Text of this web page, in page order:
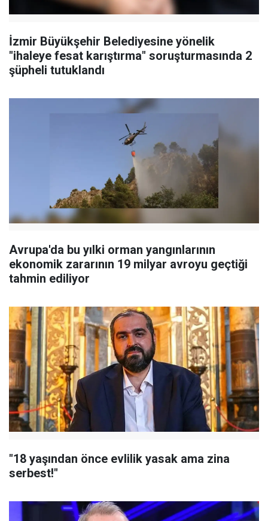
İzmir Büyükşehir Belediyesine yönelik
"ihaleye fesat karıştırma" soruşturmasında 2
şüpheli tutuklandı
Avrupa'da bu yılki orman yangınlarının
ekonomik zararının 19 milyar avroyu geçtiği
tahmin ediliyor
"18 yaşından önce evlilik yasak ama zina
serbest!"